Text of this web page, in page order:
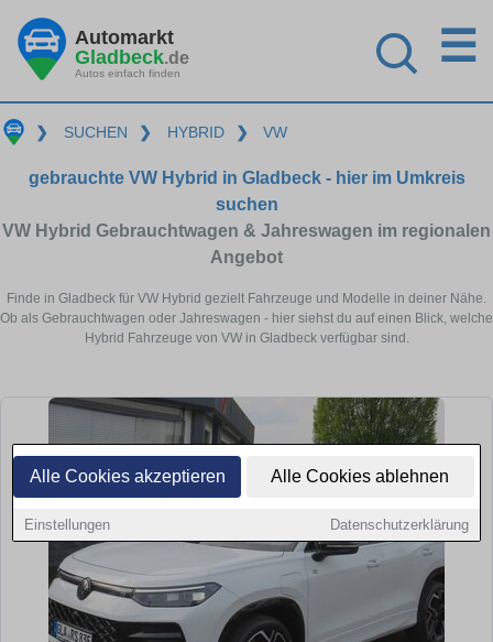
Alle Cookies akzeptieren Alle Cookies ablehnen
Einstellungen Datenschutzerklärung
Automarkt
Gladbeck.de
Autos einfach finden
☰
❯ SUCHEN ❯ HYBRID ❯ VW
gebrauchte VW Hybrid in Gladbeck - hier im Umkreis
suchen
VW Hybrid Gebrauchtwagen & Jahreswagen im regionalen
Angebot
Finde in Gladbeck für VW Hybrid gezielt Fahrzeuge und Modelle in deiner Nähe.
Ob als Gebrauchtwagen oder Jahreswagen - hier siehst du auf einen Blick, welche
Hybrid Fahrzeuge von VW in Gladbeck verfügbar sind.